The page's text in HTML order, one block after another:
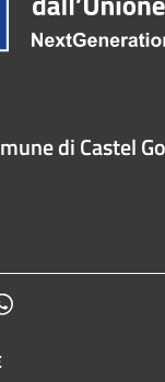
di Castel